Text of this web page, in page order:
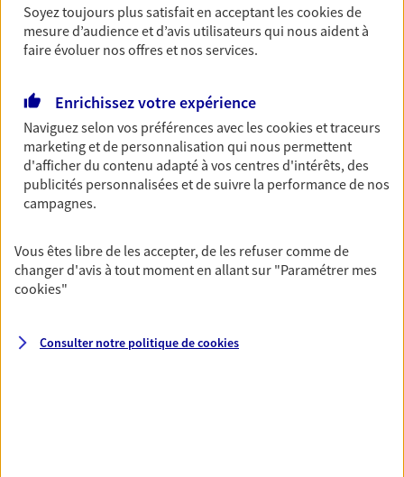
simplement, selon votre profil.
Découvrir les offres Épargne
Retraite
Préparez sereinement ce nouveau chapitre de
votre vie avec les conseils d'un expert. Découvrez
notre solution PER (Plan Epargne Retraite)
spécialement conçue pour la retraite.
Prévoyance
d'accident ou de maladie en optant pour les
Soyez toujours plus satisfait en acceptant lescookiesde
mesure d’audience et d’avis utilisateurs qui nous aident à
faire évoluer nos offres et nos services.
Enrichissez votre expérience
Naviguez selon vos préférences avec lescookies et traceurs
marketing et de personnalisation qui nous permettent
d'afficher du contenu adapté à vos centres d'intérêts, des
publicités personnalisées et de suivre la performance de nos
campagnes.
Vous êtes libre de les accepter, de les refuser comme de
changer d'avis à tout moment en allant sur "Paramétrer mes
cookies"
Consulter notre politique decookies